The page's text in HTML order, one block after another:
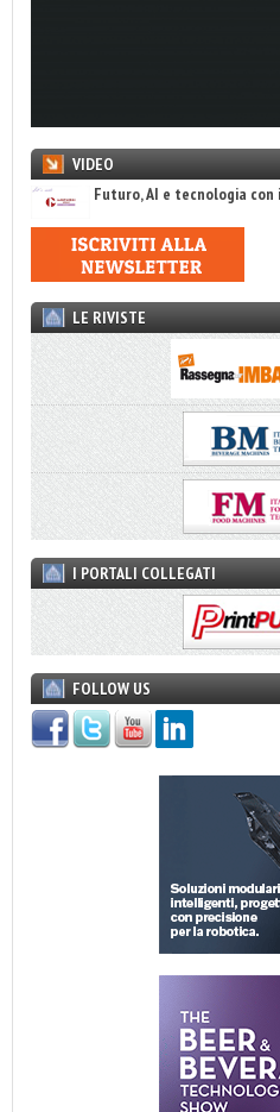
VIDEO
Futuro, AI e tecnologia con
LE RIVISTE
I PORTALI COLLEGATI
FOLLOW US